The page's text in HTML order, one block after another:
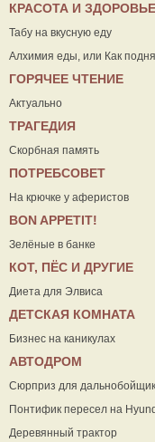
КРАСОТА И ЗДОРОВЬЕ
Табу на вкусную еду
Алхимия еды, или Как
ГОРЯЧЕЕ ЧТЕНИЕ
Актуально
ТРАГЕДИЯ
Скорбная память
ПОТРЕБСОВЕТ
На крючке у аферистов
ВON APPETIT!
Зелёные в банке
КОТ, ПЁС И ДРУГИЕ
Диета для Элвиса
ДЕТСКАЯ КОМНАТА
Бизнес на каникулах
АВТОДРОМ
Сюрприз для
Понтифик пересел на
Деревянный трактор